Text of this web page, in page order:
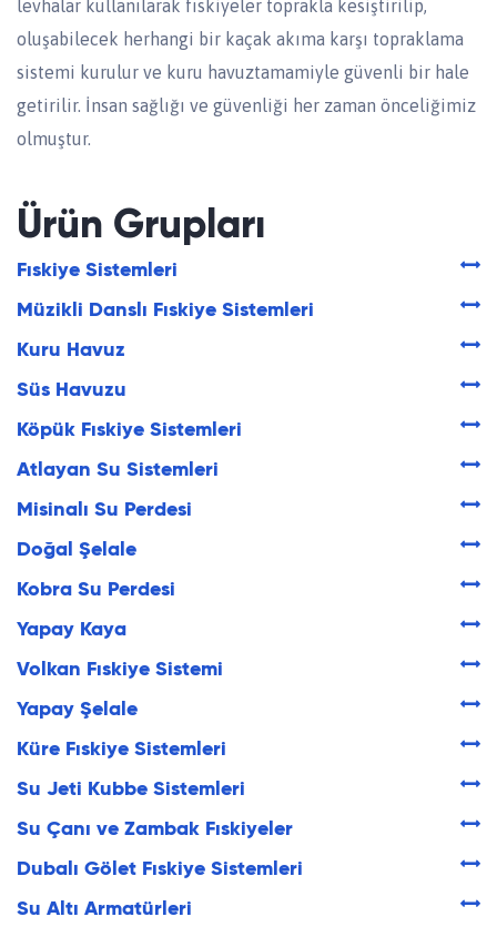
levhalar kullanılarak fıskiyeler toprakla kesiştirilip,
oluşabilecek herhangi bir kaçak akıma karşı topraklama
sistemi kurulur ve kuru havuztamamiyle güvenli bir hale
getirilir. İnsan sağlığı ve güvenliği her zaman önceliğimiz
olmuştur.
Ürün Grupları
Fıskiye Sistemleri
Müzikli Danslı Fıskiye Sistemleri
Kuru Havuz
Süs Havuzu
Köpük Fıskiye Sistemleri
Atlayan Su Sistemleri
Misinalı Su Perdesi
Doğal Şelale
Kobra Su Perdesi
Yapay Kaya
Volkan Fıskiye Sistemi
Yapay Şelale
Küre Fıskiye Sistemleri
Su Jeti Kubbe Sistemleri
Su Çanı ve Zambak Fıskiyeler
Dubalı Gölet Fıskiye Sistemleri
Su Altı Armatürleri